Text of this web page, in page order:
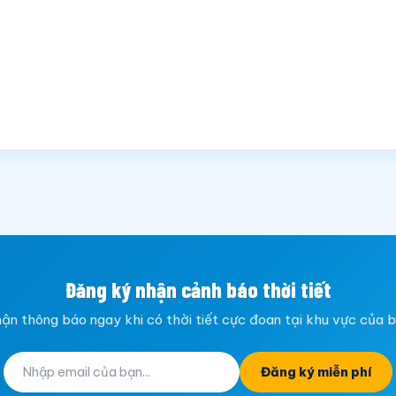
Đăng ký nhận cảnh báo thời tiết
thông báo ngay khi có thời tiết cực đoan tại khu vực của
Đăng ký miễn phí